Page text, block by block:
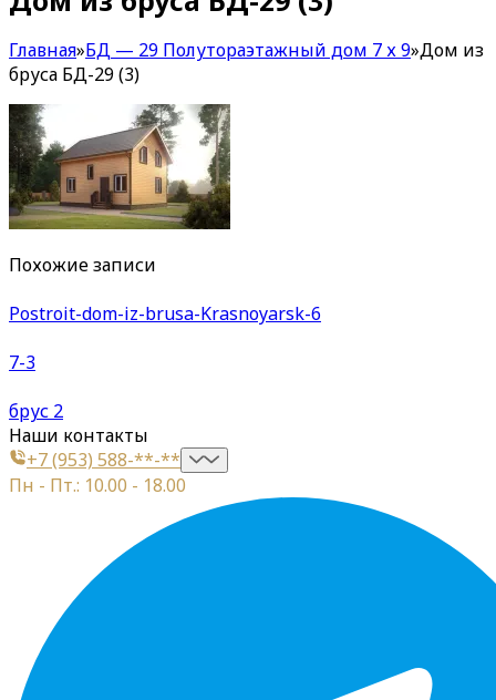
Главная»БД — 29 Полутораэтажный дом 7 х 9»Дом из
бруса БД-29 (3)
Похожие записи
Postroit-dom-iz-brusa-Krasnoyarsk-6
7-3
брус 2
Наши контакты
+7 (953) 588-**-**
Пн - Пт.: 10.00 - 18.00